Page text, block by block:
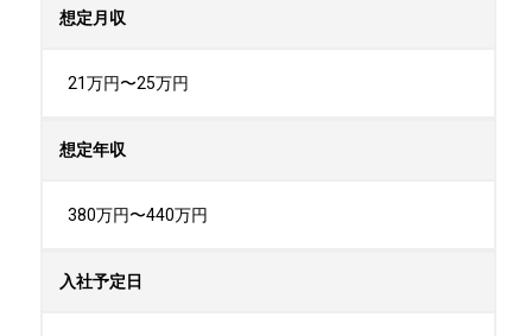
想定月収
21万円〜25万円
想定年収
380万円〜440万円
入社予定日